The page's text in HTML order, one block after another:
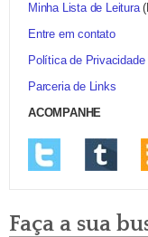
Minha Lista de Leitura
Entre em contato
Política de Privacidade
Parceria de Links
ACOMPANHE
Faça a sua